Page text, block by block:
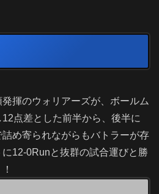
揮のウォリアーズが、ボールム
点差とした前半から、後半に
め寄られながらもバトラーが存
12-0Runと抜群の試合運びと勝